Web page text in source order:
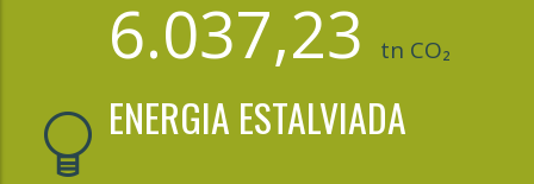
6.037,23 tn CO₂
ENERGIA ESTALVIADA